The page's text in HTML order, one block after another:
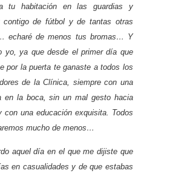
tu habitación en las guardias y
contigo de fútbol y de tantas otras
echaré de menos tus bromas… Y
yo, ya que desde el primer día que
por la puerta te ganaste a todos los
de la Clínica, siempre con una
en la boca, sin un mal gesto hacia
con una educación exquisita. Todos
mucho de menos…
aquel día en el que me dijiste que
en casualidades y de que estabas